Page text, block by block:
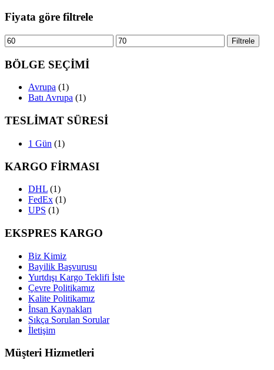
Fiyata göre filtrele
En
düşük
fiyat
En
yüksek
Filtrele
BÖLGE SEÇİMİ
Avrupa (1)
Batı Avrupa (1)
TESLİMAT SÜRESİ
1 Gün (1)
KARGO FİRMASI
DHL (1)
FedEx (1)
UPS (1)
EKSPRES KARGO
Biz Kimiz
Bayilik Başvurusu
Yurtdışı Kargo Teklifi İste
Çevre Politikamız
Kalite Politikamız
İnsan Kaynakları
Sıkça Sorulan Sorular
İletişim
Müşteri Hizmetleri